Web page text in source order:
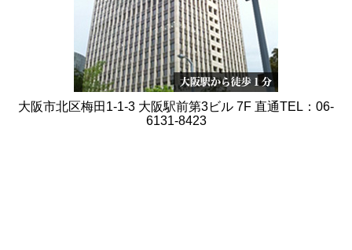
大阪市北区梅田1-1-3 大阪駅前第3ビル 7F 直通TEL：06-
6131-8423